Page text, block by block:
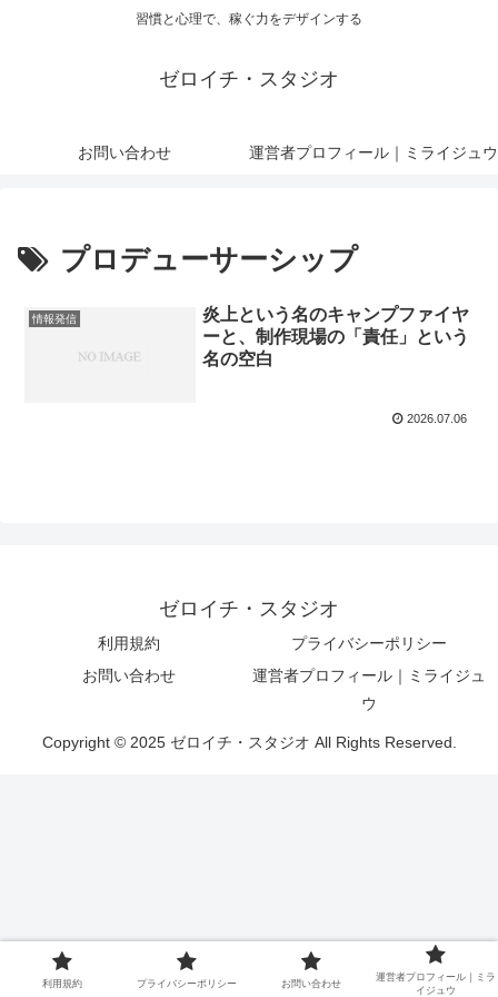
習慣と心理で、稼ぐ力をデザインする
ゼロイチ・スタジオ
お問い合わせ 運営者プロフィール｜ミライジュウ
プロデューサーシップ
情報発信
炎上という名のキャンプファイヤ
ーと、制作現場の「責任」という
名の空白
2026.07.06
ゼロイチ・スタジオ
利用規約
プライバシーポリシー
お問い合わせ
運営者プロフィール｜ミライジュ
ウ
Copyright © 2025 ゼロイチ・スタジオ All Rights Reserved.
利用規約 プライバシーポリシー お問い合わせ
運営者プロフィール｜ミラ
イジュウ